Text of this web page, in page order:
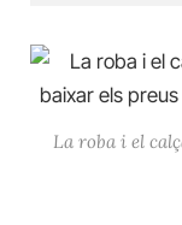
La roba i el